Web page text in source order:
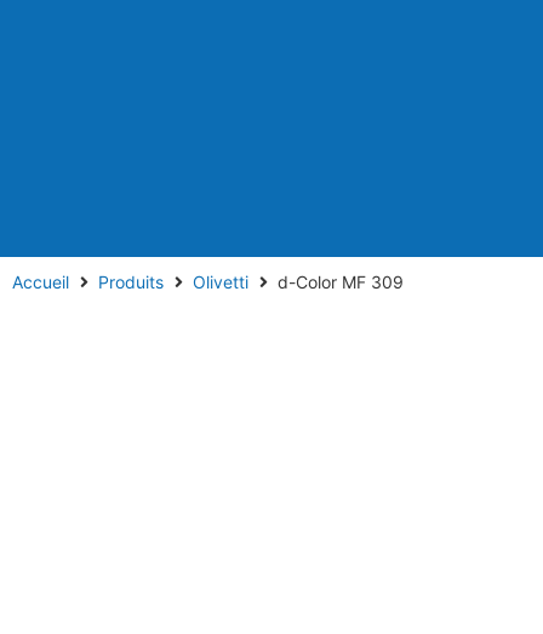
Accueil Produits Olivetti d-Color MF 309